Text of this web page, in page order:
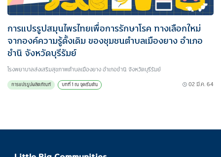
การแปรรูปสมุนไพรไทยเพื่อการรักษาโรค ทางเลือกใหม่
จากองค์ความรู้ดั้งเดิม ของชุมชนตำบลเมืองยาง อำเภอ
ชำนิ จังหวัดบุรีรัมย์
โรงพยาบาลส่งเสริมสุขภาพตำบลเมืองยาง อำเภอชำนิ จังหวัดบุรีรัมย์
การแปรรูปผลิตภัณฑ์ บทที่ 1 ณ จุดเริ่มต้น 02 มี.ค. 64